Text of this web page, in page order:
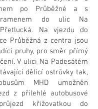
po Průběžné a s
ramenem do ulic Na
Na vjezdu do
Průběžná z centra jsou
pruhy, pro směr přímý
V ulici Na Padesátém
dělící ostrůvky tak,
MHD umožněn
z přilehlé autobusové
křižovatkou do